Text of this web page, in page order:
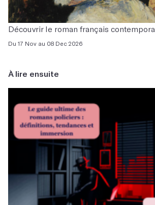
Découvrir le roman français
Du 17 Nov au 08 Dec 2026
À lire ensuite